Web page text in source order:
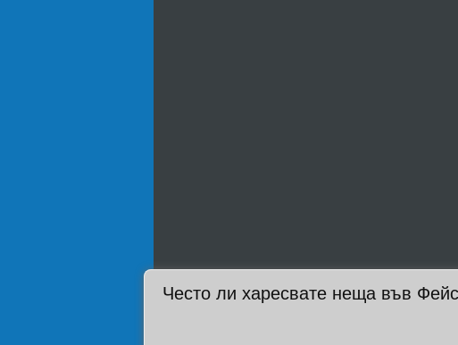
Често ли харесвате неща във